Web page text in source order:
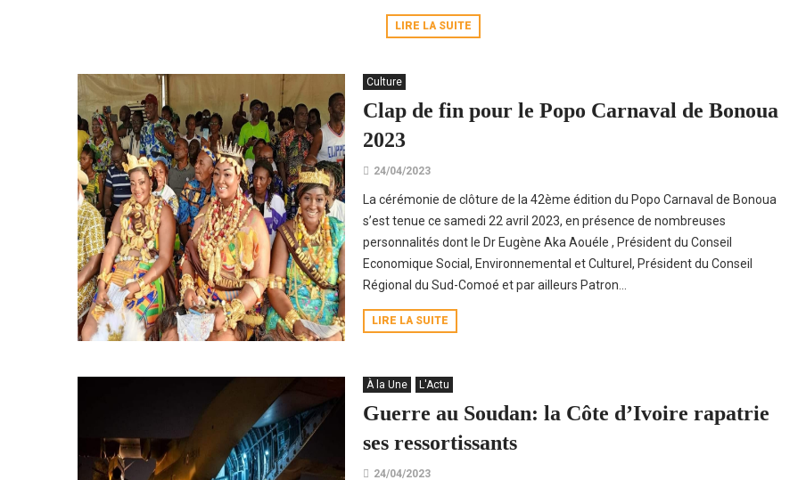
LIRE LA SUITE
Culture
Clap de fin pour le Popo Carnaval de Bonoua
2023
24/04/2023
La cérémonie de clôture de la 42ème édition du Popo Carnaval de Bonoua
s’est tenue ce samedi 22 avril 2023, en présence de nombreuses
personnalités dont le Dr Eugène Aka Aouéle , Président du Conseil
Economique Social, Environnemental et Culturel, Président du Conseil
Régional du Sud-Comoé et par ailleurs Patron...
LIRE LA SUITE
À la Une L'Actu
Guerre au Soudan: la Côte d’Ivoire rapatrie
ses ressortissants
24/04/2023